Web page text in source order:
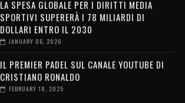
LA SPESA GLOBALE PER I DIRITTI MEDIA
SPORTIVI SUPERERÀ I 78 MILIARDI DI
DOLLARI ENTRO IL 2030
JANUARY 06, 2026
IL PREMIER PADEL SUL CANALE YOUTUBE DI
CRISTIANO RONALDO
FEBRUARY 18, 2025